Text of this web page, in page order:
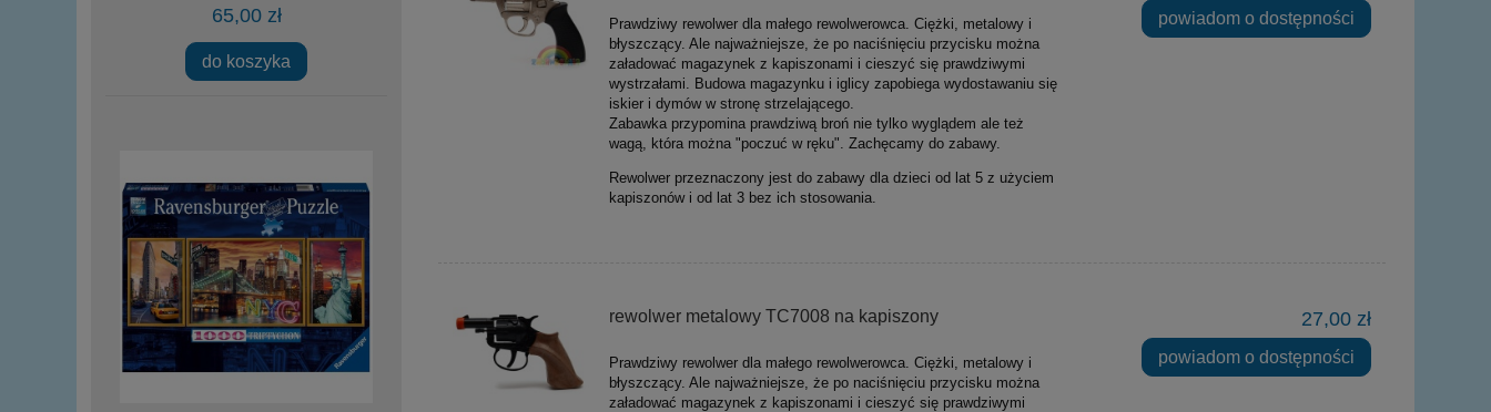
65,00 zł
do koszyka
Prawdziwy rewolwer dla małego rewolwerowca. Ciężki, metalowy i
błyszczący. Ale najważniejsze, że po naciśnięciu przycisku można
załadować magazynek z kapiszonami i cieszyć się prawdziwymi
wystrzałami. Budowa magazynku i iglicy zapobiega wydostawaniu się
iskier i dymów w stronę strzelającego.
Zabawka przypomina prawdziwą broń nie tylko wyglądem ale też
wagą, która można "poczuć w ręku". Zachęcamy do zabawy.
Rewolwer przeznaczony jest do zabawy dla dzieci od lat 5 z użyciem
kapiszonów i od lat 3 bez ich stosowania.
powiadom o dostępności
rewolwer metalowy TC7008 na kapiszony
Prawdziwy rewolwer dla małego rewolwerowca. Ciężki, metalowy i
błyszczący. Ale najważniejsze, że po naciśnięciu przycisku można
załadować magazynek z kapiszonami i cieszyć się prawdziwymi
27,00 zł
powiadom o dostępności